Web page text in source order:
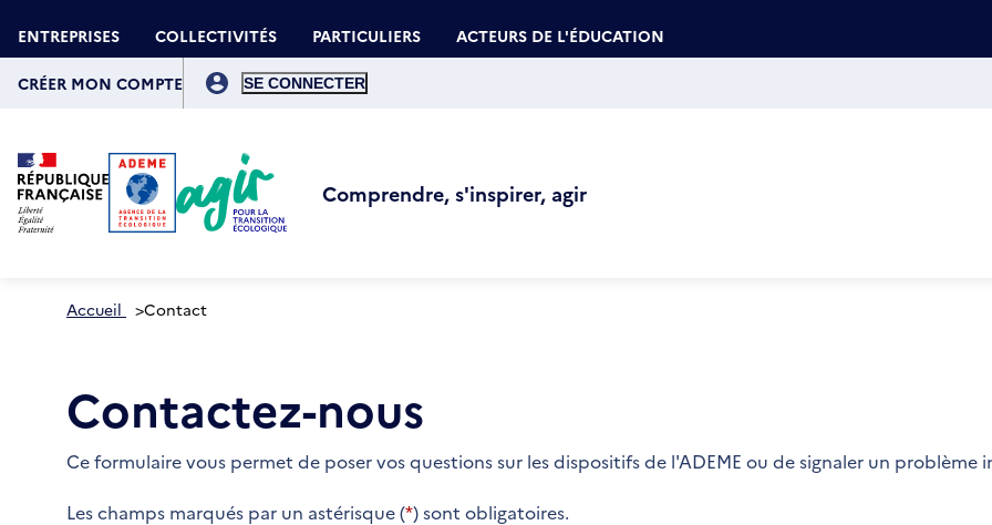
au
contenu
principal
ENTREPRISES COLLECTIVITÉS PARTICULIERS ACTEURS DE L'ÉDUCATION
compte
CRÉER MON COMPTE
Comprendre, s'inspirer, agir
Accueil >Contact
Contactez-nous
Ce formulaire vous permet de poser vos questions sur les dispositifs de l'ADEME ou de signaler un problème
Les champs marqués par un astérisque (*) sont obligatoires.